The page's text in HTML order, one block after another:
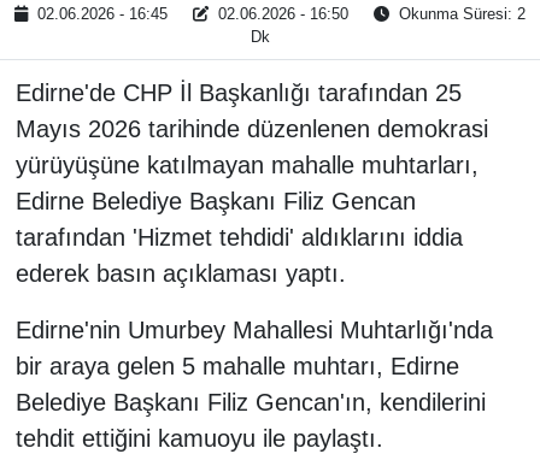
02.06.2026 - 16:45 02.06.2026 - 16:50
Okunma Süresi: 2
Dk
Edirne'de CHP İl Başkanlığı tarafından 25
Mayıs 2026 tarihinde düzenlenen demokrasi
yürüyüşüne katılmayan mahalle muhtarları,
Edirne Belediye Başkanı Filiz Gencan
tarafından 'Hizmet tehdidi' aldıklarını iddia
ederek basın açıklaması yaptı.
Edirne'nin Umurbey Mahallesi Muhtarlığı'nda
bir araya gelen 5 mahalle muhtarı, Edirne
Belediye Başkanı Filiz Gencan'ın, kendilerini
tehdit ettiğini kamuoyu ile paylaştı.